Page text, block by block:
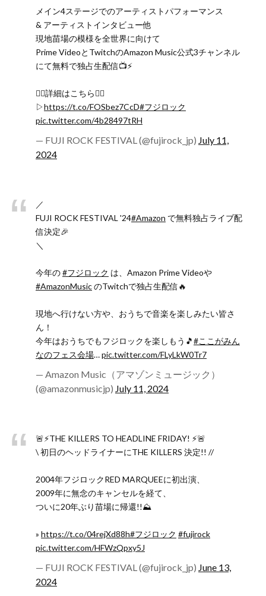
メイン4ステージでのアーティストパフォーマンス
& アーティストインタビュー他
現地苗場の模様を全世界に向けて
Prime VideoとTwitchのAmazon Music公式3チャンネル
にて無料で独占生配信📺⚡️
❤️‍🔥詳細はこちら❤️‍🔥
▷https://t.co/FOSbez7CcD#フジロック
pic.twitter.com/4b28497tRH
— FUJI ROCK FESTIVAL (@fujirock_jp) July 11,
2024
／
FUJI ROCK FESTIVAL '24#Amazon で無料独占ライブ配
信決定🎉
＼
今年の#フジロック は、Amazon Prime Videoや
#AmazonMusicのTwitchで独占生配信🔥
現地へ行けない方や、おうちで音楽を楽しみたい皆さ
ん！
今年はおうちでもフジロックを楽しもう🎵#ここがみん
なのフェス会場…pic.twitter.com/FLyLkW0Tr7
— Amazon Music（アマゾンミュージック）
(@amazonmusicjp) July 11, 2024
🚨⚡️THE KILLERS TO HEADLINE FRIDAY! ⚡️🚨
\ 初日のヘッドライナーにTHE KILLERS 決定!! //
2004年フジロックRED MARQUEEに初出演、
2009年に無念のキャンセルを経て、
ついに20年ぶり苗場に帰還!!⛰
» https://t.co/04rejXd88h#フジロック #fujirock
pic.twitter.com/HFWzQpxy5J
— FUJI ROCK FESTIVAL (@fujirock_jp) June 13,
2024